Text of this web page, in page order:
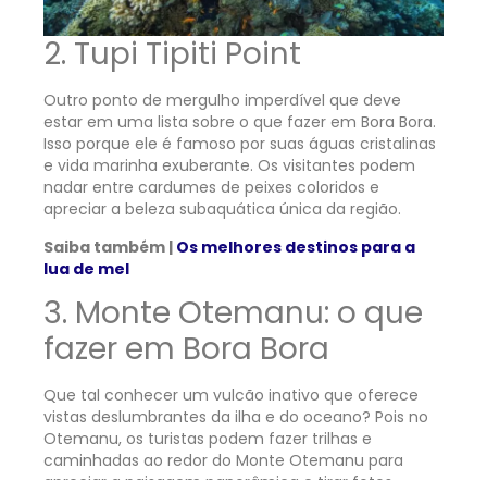
2. Tupi Tipiti Point
Outro ponto de mergulho imperdível que deve
estar em uma lista sobre o que fazer em Bora Bora.
Isso porque ele é famoso por suas águas cristalinas
e vida marinha exuberante. Os visitantes podem
nadar entre cardumes de peixes coloridos e
apreciar a beleza subaquática única da região.
Saiba também | Os melhores destinos para a
lua de mel
3. Monte Otemanu: o que
fazer em Bora Bora
Que tal conhecer um vulcão inativo que oferece
vistas deslumbrantes da ilha e do oceano? Pois no
Otemanu, os turistas podem fazer trilhas e
caminhadas ao redor do Monte Otemanu para